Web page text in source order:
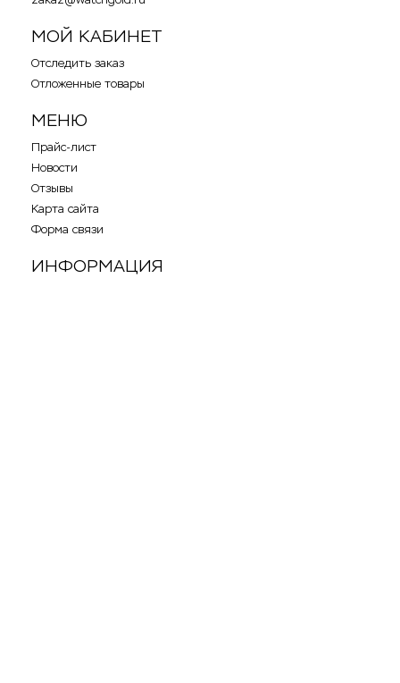
МОЙ КАБИНЕТ
Отследить заказ
Отложенные товары
МЕНЮ
Прайс-лист
Новости
Отзывы
Карта сайта
Форма связи
ИНФОРМАЦИЯ